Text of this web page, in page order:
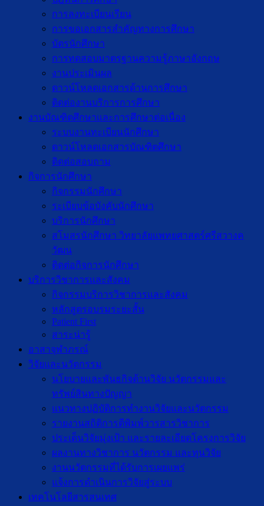
การลงทะเบียนเรียน
การขอเอกสารสำคัญทางการศึกษา
บัตรนักศึกษา
การทดสอบมาตรฐานความรู้ภาษาอังกฤษ
งานประเมินผล
ดาวน์โหลดเอกสารด้านการศึกษา
ติดต่องานบริการการศึกษา
งานบัณฑิตศึกษาเเละการศึกษาต่อเนื่อง
ระบบงานทะเบียนนักศึกษา
ดาวน์โหลดเอกสารบัณฑิตศึกษา
ติดต่อสอบถาม
กิจการนักศึกษา
กิจกรรมนักศึกษา
ระเบียบข้อบังคับนักศึกษา
บริการนักศึกษา
สโมสรนักศึกษา วิทยาลัยแพทยศาสตร์ศรีสวางค
วัฒน
ติดต่อกิจการนักศึกษา
บริการวิชาการและสังคม
กิจกรรมบริการวิชาการและสังคม
หลักสูตรอบรมระยะสั้น
Patient First
สาระน่ารู้
อาสาจุฬาภรณ์
วิจัยและนวัตกรรม
นโยบายและพันธกิจด้านวิจัย นวัตกรรมและ
ทรัพย์สินทางปัญญา
แนวทางปฏิบัติการทำงานวิจัยและนวัตกรรม
รายงานสถิติการตีพิมพ์วารสารวิชาการ
ประเด็นวิจัยมุ่งเป้า และรายละเอียดโครงการวิจัย
ผลงานทางวิชาการ นวัตกรรม และทุนวิจัย
งานนวัตกรรมที่ได้รับการเผยแพร่
แจ้งการดำเนินการวิจัยสู่ระบบ
เทคโนโลยีสารสนเทศ